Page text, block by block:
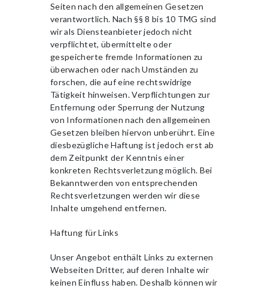
Seiten nach den allgemeinen Gesetzen
verantwortlich. Nach §§ 8 bis 10 TMG sind
wir als Diensteanbieter jedoch nicht
verpflichtet, übermittelte oder
gespeicherte fremde Informationen zu
überwachen oder nach Umständen zu
forschen, die auf eine rechtswidrige
Tätigkeit hinweisen. Verpflichtungen zur
Entfernung oder Sperrung der Nutzung
von Informationen nach den allgemeinen
Gesetzen bleiben hiervon unberührt. Eine
diesbezügliche Haftung ist jedoch erst ab
dem Zeitpunkt der Kenntnis einer
konkreten Rechtsverletzung möglich. Bei
Bekanntwerden von entsprechenden
Rechtsverletzungen werden wir diese
Inhalte umgehend entfernen.
Haftung für Links
Unser Angebot enthält Links zu externen
Webseiten Dritter, auf deren Inhalte wir
keinen Einfluss haben. Deshalb können wir